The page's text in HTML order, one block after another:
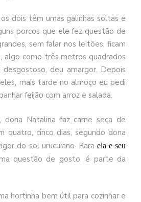
dois têm umas galinhas soltas e
porcos que ele fez questão de
sem falar nos leitões, ficam
algo como três metros quadrados
deu amargor. Depois
mais tarde no almoço eu pedi
feijão com arroz e salada.
dona Natalina faz carne seca de
quatro, cinco dias, segundo dona
do sol urucuiano. Para ela e seu
questão de gosto, é parte da
hortinha bem útil para cozinhar e